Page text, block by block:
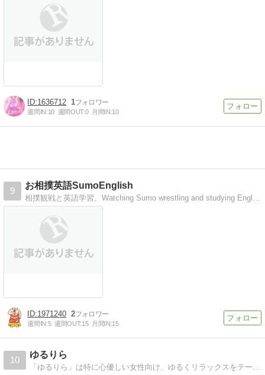
1636712 1
週間IN:10 週間OUT:0 月間IN:10
9
お相撲英語SumoEnglish
相撲観戦と英語学習。Watching Sumo wrestling and studying English.初心者です(^^)。I'm a beginner.
1971240 2
週間IN:5 週間OUT:15 月間IN:15
10
ゆるりら
「ゆるりら」は特に心優しい女性向け、ゆるくリラックスをテーマに、アニメ、野球、大相撲、船旅などから人生のヒントを探します。ヒーリングサロンの開業準備ブログです。